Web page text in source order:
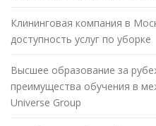
Клининговая компания в
доступность услуг по уборке
Высшее образование за
преимущества обучения в
Universe Group